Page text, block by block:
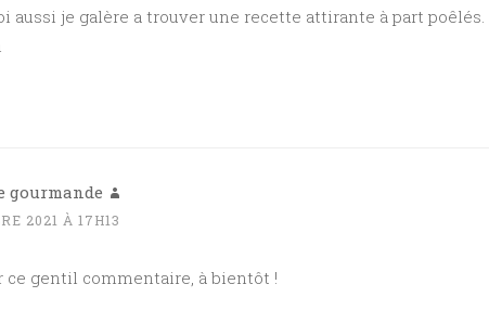
aussi je galère a trouver une recette attirante à part poêlés.
gourmande
2021 À 17H13
ce gentil commentaire, à bientôt !